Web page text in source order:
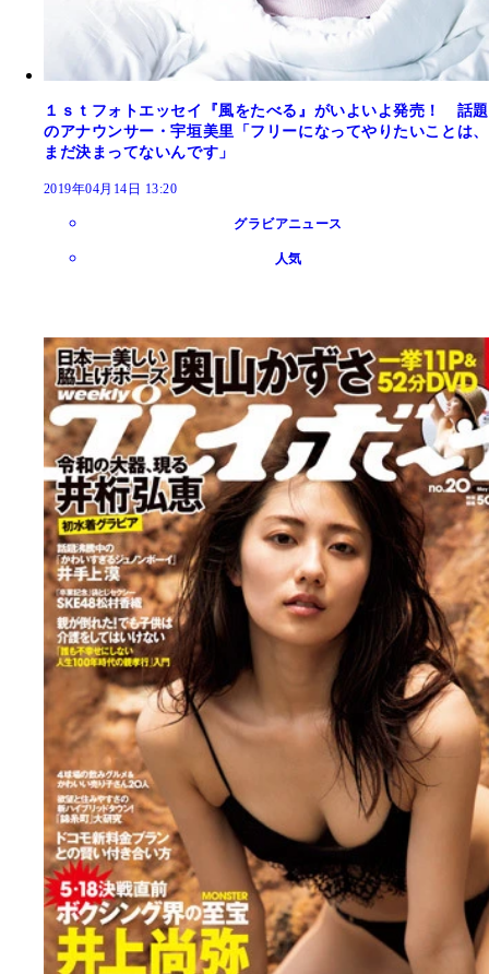
１ｓｔフォトエッセイ『風をたべる』がいよいよ発売！ 話題
のアナウンサー・宇垣美里「フリーになってやりたいことは、
まだ決まってないんです」
2019年04月14日 13:20
グラビアニュース
人気